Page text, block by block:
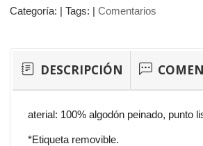
Categoría: | Tags: | Comentarios
DESCRIPCIÓN
aterial: 100% algodón peinado, punto
*Etiqueta removible.